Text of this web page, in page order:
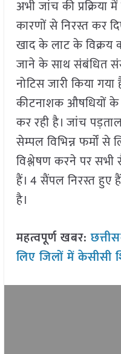
अभी जांच की
कारणों से निरस्त कर
खाद के लाट के विक्रय
जाने के साथ संबंधित
नोटिस जारी किया
कीटनाशक औषधियों के
कर रही है। जांच
सेम्पल विभिन्न फर्मों
विश्लेषण करने पर
हैं। 4 सैंपल निरस्त हुए
है।
महत्वपूर्ण खबर:
लिए जिलों में केसीसी